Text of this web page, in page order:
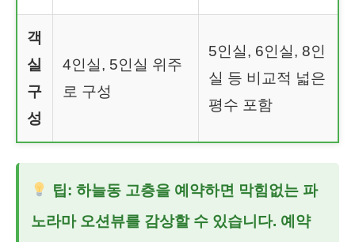
객
실
구
성
4인실, 5인실 위주
로 구성
5인실, 6인실, 8인
실 등 비교적 넓은
평수 포함
팁: 하늘동 고층을 예약하면 막힘없는 파
노라마 오션뷰를 감상할 수 있습니다. 예약